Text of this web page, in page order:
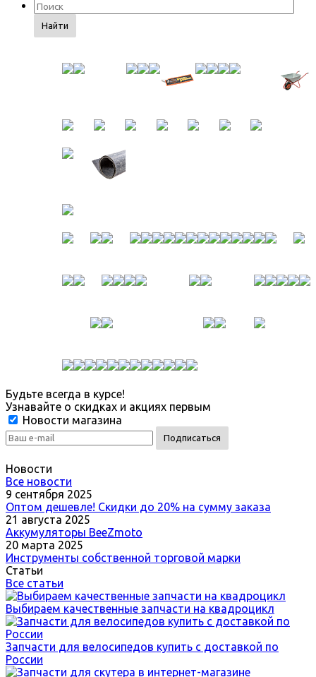
Найти
Будьте всегда в курсе!
Узнавайте о скидках и акциях первым
Новости магазина
Новости
Все новости
9 сентября 2025
Оптом дешевле! Скидки до 20% на сумму заказа
21 августа 2025
Аккумуляторы BeeZmoto
20 марта 2025
Инструменты собственной торговой марки
Статьи
Все статьи
Выбираем качественные запчасти на квадроцикл
Запчасти для велосипедов купить с доставкой по
России